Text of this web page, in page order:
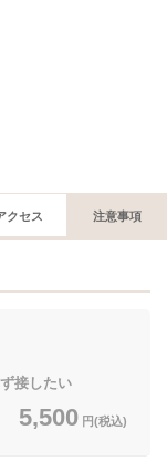
クセス 注意事項
接したい
5,500 円(税込)